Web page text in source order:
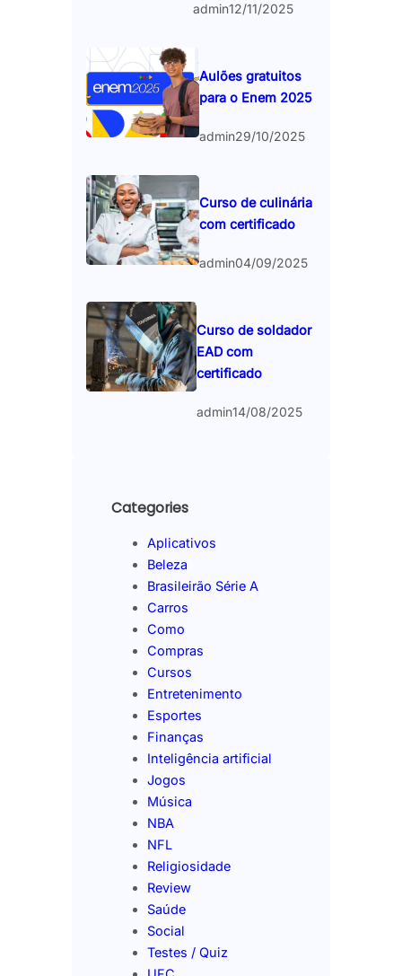
admin12/11/2025
Aulões gratuitos
para o Enem 2025
admin29/10/2025
Curso de culinária
com certificado
admin04/09/2025
Curso de soldador
EAD com
certificado
admin14/08/2025
Categories
Aplicativos
Beleza
Brasileirão Série A
Carros
Como
Compras
Cursos
Entretenimento
Esportes
Finanças
Inteligência artificial
Jogos
Música
NBA
NFL
Religiosidade
Review
Saúde
Social
Testes / Quiz